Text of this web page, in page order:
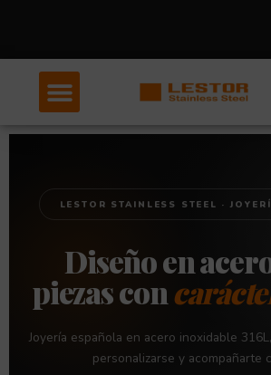
LESTOR STAINLESS STEEL ·
Diseño en
piezas con
Joyería española en acero inoxidable
personalizarse y acompañarte